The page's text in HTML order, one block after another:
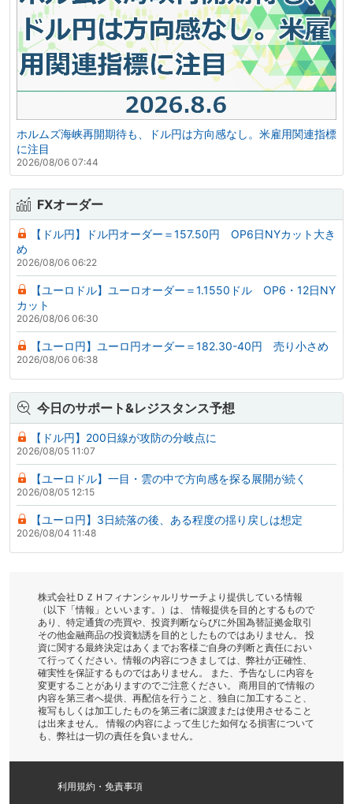
ホルムズ海峡再開期待も、ドル円は方向感なし。米雇用関連指標
に注目
2026/08/06 07:44
FXオーダー
【ドル円】ドル円オーダー＝157.50円 OP6日NYカット大き
め
2026/08/06 06:22
【ユーロドル】ユーロオーダー＝1.1550ドル OP6・12日NY
カット
2026/08/06 06:30
【ユーロ円】ユーロ円オーダー＝182.30-40円 売り小さめ
2026/08/06 06:38
今日のサポート&レジスタンス予想
【ドル円】200日線が攻防の分岐点に
2026/08/05 11:07
【ユーロドル】一目・雲の中で方向感を探る展開が続く
2026/08/05 12:15
【ユーロ円】3日続落の後、ある程度の揺り戻しは想定
2026/08/04 11:48
株式会社ＤＺＨフィナンシャルリサーチより提供している情報
（以下「情報」といいます。）は、 情報提供を目的とするもので
あり、特定通貨の売買や、投資判断ならびに外国為替証拠金取引
その他金融商品の投資勧誘を目的としたものではありません。 投
資に関する最終決定はあくまでお客様ご自身の判断と責任におい
て行ってください。情報の内容につきましては、弊社が正確性、
確実性を保証するものではありません。 また、予告なしに内容を
変更することがありますのでご注意ください。 商用目的で情報の
内容を第三者へ提供、再配信を行うこと、独自に加工すること、
複写もしくは加工したものを第三者に譲渡または使用させること
は出来ません。 情報の内容によって生じた如何なる損害について
も、弊社は一切の責任を負いません。
利用規約・免責事項